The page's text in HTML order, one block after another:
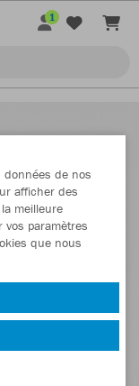
1
données de nos
afficher des
meilleure
vos paramètres
que nous